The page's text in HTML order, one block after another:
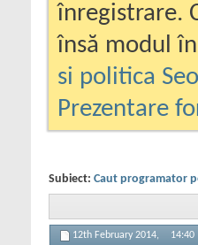
înregistrare.
însă modul
si politica
Prezentare
Subiect: Caut programator
12th February 2014, 14:40